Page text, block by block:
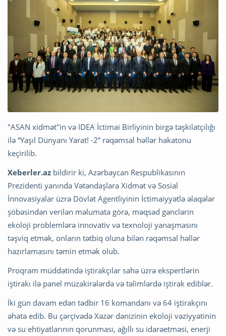
"ASAN xidmət"in və IDEA İctimai Birliyinin birgə təşkilatçılığı
ilə “Yaşıl Dünyanı Yarat! -2” rəqəmsal həllər hakatonu
keçirilib.
Xeberler.az bildirir ki, Azərbaycan Respublikasının
Prezidenti yanında Vətəndaşlara Xidmət və Sosial
İnnovasiyalar üzrə Dövlət Agentliyinin İctimaiyyətlə əlaqələr
şöbəsindən verilən məlumata görə, məqsəd gənclərin
ekoloji problemlərə innovativ və texnoloji yanaşmasını
təşviq etmək, onların tətbiq oluna bilən rəqəmsal həllər
hazırlamasını təmin etmək olub.
Proqram müddətində iştirakçılar sahə üzrə ekspertlərin
iştirakı ilə panel müzakirələrdə və təlimlərdə iştirak ediblər.
İki gün davam edən tədbir 16 komandanı və 64 iştirakçını
əhatə edib. Bu çərçivədə Xəzər dənizinin ekoloji vəziyyətinin
və su ehtiyatlarının qorunması, ağıllı su idarəetməsi, enerji